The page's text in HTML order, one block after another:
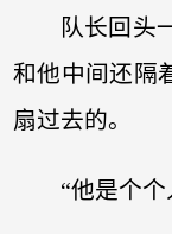
队长回头
和他中间还隔
扇过去的。
“他是个个